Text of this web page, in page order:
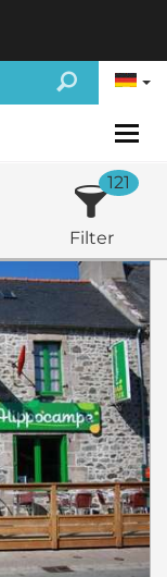
Filter
121